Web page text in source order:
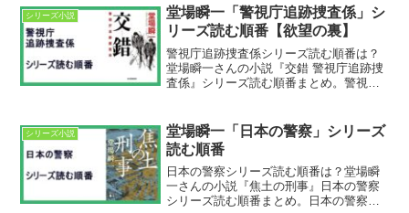
ストライン３④骨を追え ラストライン
4⑤悪の包囲 ラストライン...
シリーズ小説
堂場瞬一「警視庁追跡捜査係」シ
リーズ読む順番【欲望の裏】
警視庁追跡捜査係シリーズ読む順番は？
堂場瞬一さんの小説『交錯 警視庁追跡捜
査係』シリーズ読む順番まとめ。警視庁
謀略 警視庁追跡捜査係④標的の男 警視庁
追跡捜査係⑤刑...
シリーズ小説
堂場瞬一「日本の警察」シリーズ
読む順番
日本の警察シリーズ読む順番は？堂場瞬
一さんの小説『焦土の刑事』日本の警察
シリーズ読む順番まとめ。日本の警察シ